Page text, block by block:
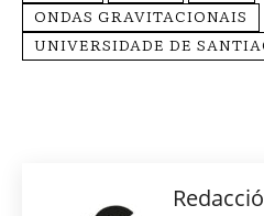
ONDAS GRAVITACIONAIS
UNIVERSIDADE DE